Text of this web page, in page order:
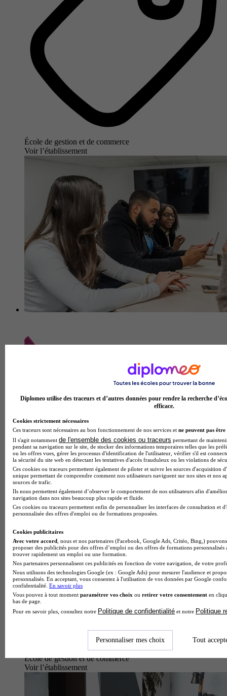
École de gestion et de commerce
Voir l’établissement
3 avis
Puteaux
École de gestion et de commerce
Voir l’établissement
Diplomeo utilise des traceurs et d’autres données pour rendre la recherche
efficace.
Cookies strictement nécessaires
Ces traceurs sont nécessaires au bon fonctionnement de nos services et ne peuvent pas être
Il s'agit notamment de l'ensemble des cookies ou traceurs permettant de
pendant sa navigation sur le site, de stocker des informations temporaires telles que les
ou les offres vues, gérer les processus d'identification de l'utilisateur, vérifier s'il est
la sécurité du site web en détectant les tentatives d'accès frauduleux ou les violations de
Ces cookies ou traceurs permettent également de piloter et suivre les sources d'acquisition
unique permettant de comprendre comment nos utilisateurs naviguent sur nos sites et nos
sources de trafic.
Ils nous permettent également d’observer le comportement de nos utilisateurs afin
navigation dans nos sites beaucoup plus rapide et fluide.
Ces cookies ou traceurs permettent enfin de personnaliser les interfaces de consultation et
personnalisée des offres d'emploi ou de formations proposées.
Cookies publicitaires
Avec votre accord , nous et nos partenaires (Facebook, Google Ads, Critéo, Bing,)
proposer des publicités pour des offres d’emploi ou des offres de formations
trouver rapidement un emploi ou une formation.
Nos partenaires personnalisent ces publicités en fonction de votre navigation, de votre
Nous utilisons des technologies Google (ex : Google Ads) pour mesurer l'audience et
personnalisés. En acceptant, vous consentez à l'utilisation de vos données par Google
confidentialité. En savoir plus
Vous pouvez à tout moment paramétrer vos choix ou retirer votre consentement en
bas de page.
Pour en savoir plus, consultez notre Politique de confidentialité et notre Politique
Personnaliser mes choix Tout